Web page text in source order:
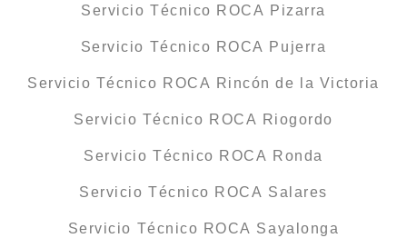
Servicio Técnico ROCA Pizarra
Servicio Técnico ROCA Pujerra
Servicio Técnico ROCA Rincón de la Victoria
Servicio Técnico ROCA Riogordo
Servicio Técnico ROCA Ronda
Servicio Técnico ROCA Salares
Servicio Técnico ROCA Sayalonga